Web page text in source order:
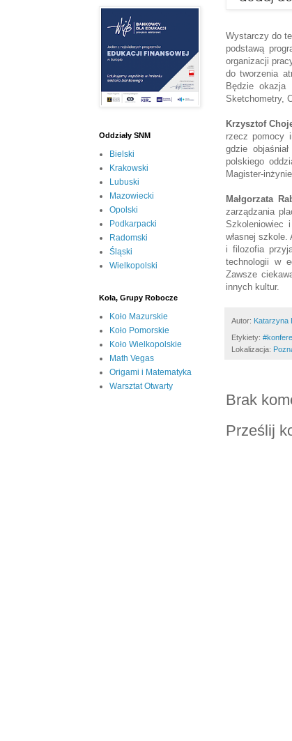
Wystarczy do
podstawą
organizacji
do tworzenia
Będzie okazja
Sketchometry,
Krzysztof
rzecz pomocy
gdzie
polskiego
Magister-
Małgorzata
zarządzania
Szkoleniowiec
własnej
i filozofia
technologii w
Zawsze
innych kultur.
Autor: Katarzyna
Etykiety:
Lokalizacja:
Brak
Prześlij
Oddziały SNM
Bielski
Krakowski
Lubuski
Mazowiecki
Opolski
Podkarpacki
Radomski
Śląski
Wielkopolski
Koła, Grupy Robocze
Koło Mazurskie
Koło Pomorskie
Koło Wielkopolskie
Math Vegas
Origami i Matematyka
Warsztat Otwarty